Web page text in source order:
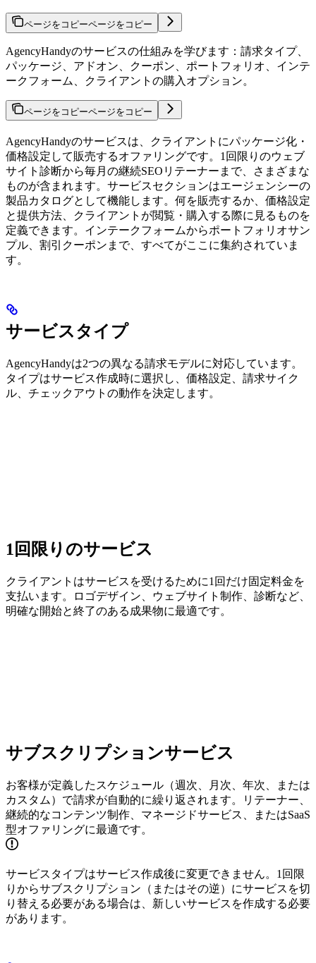
ページをコピーページをコピー
AgencyHandyのサービスの仕組みを学びます：請求タイプ、
パッケージ、アドオン、クーポン、ポートフォリオ、インテ
ークフォーム、クライアントの購入オプション。
ページをコピーページをコピー
AgencyHandyのサービスは、クライアントにパッケージ化・
価格設定して販売するオファリングです。1回限りのウェブ
サイト診断から毎月の継続SEOリテーナーまで、さまざまな
ものが含まれます。サービスセクションはエージェンシーの
製品カタログとして機能します。何を販売するか、価格設定
と提供方法、クライアントが閲覧・購入する際に見るものを
定義できます。インテークフォームからポートフォリオサン
プル、割引クーポンまで、すべてがここに集約されていま
す。
サービスタイプ
AgencyHandyは2つの異なる請求モデルに対応しています。
タイプはサービス作成時に選択し、価格設定、請求サイク
ル、チェックアウトの動作を決定します。
1回限りのサービス
クライアントはサービスを受けるために1回だけ固定料金を
支払います。ロゴデザイン、ウェブサイト制作、診断など、
明確な開始と終了のある成果物に最適です。
サブスクリプションサービス
お客様が定義したスケジュール（週次、月次、年次、または
カスタム）で請求が自動的に繰り返されます。リテーナー、
継続的なコンテンツ制作、マネージドサービス、またはSaaS
型オファリングに最適です。
サービスタイプはサービス作成後に変更できません。1回限
りからサブスクリプション（またはその逆）にサービスを切
り替える必要がある場合は、新しいサービスを作成する必要
があります。